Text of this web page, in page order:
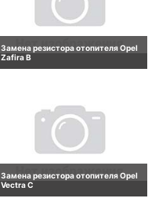
Замена резистора отопителя Opel
Zafira B
Замена резистора отопителя Opel
Vectra C